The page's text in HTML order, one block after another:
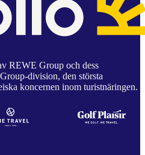
REWE Group och dess
division, den största
koncernen inom turistnäringen.